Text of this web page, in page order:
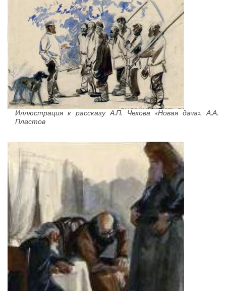
Иллюстрация к рассказу А.П. Чехова «Новая дача». А.А.
Пластов